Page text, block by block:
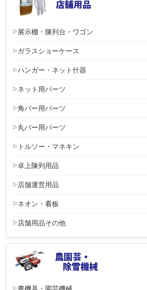
展示棚・陳列台・ワゴン
ガラスショーケース
ハンガー・ネット什器
ネット用パーツ
角バー用パーツ
丸バー用パーツ
トルソー・マネキン
卓上陳列用品
店舗運営用品
ネオン・看板
店舗用品その他
農機具・園芸機械